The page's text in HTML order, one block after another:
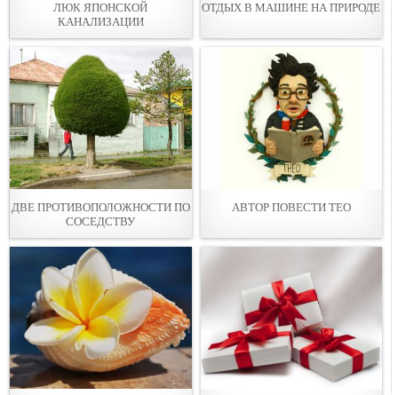
ЛЮК ЯПОНСКОЙ
КАНАЛИЗАЦИИ
ОТДЫХ В МАШИНЕ НА ПРИРОДЕ
ДВЕ ПРОТИВОПОЛОЖНОСТИ ПО
СОСЕДСТВУ
АВТОР ПОВЕСТИ ТЕО